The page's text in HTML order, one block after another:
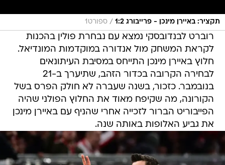
תקציר: באיירן מינכן - פרייבורג 1:2 / ספורט1
רוברט לבנדובסקי נמצא עם נבחרת פולין בהכנות
לקראת המשחק מול אנדורה במוקדמות המונדיאל.
חלוץ באיירן מינכן התייחס במסיבת העיתונאים
לבחירה הקרובה בכדור הזהב, שתיערך ב-21
בנובמבר. כזכור, בשנה שעברה לא חולק הפרס בשל
הקורונה, מה שקיפח מאוד את החלוץ הפולני שהיה
הפייבוריט הברור לזכייה אחרי שהניף עם באיירן מינכן
את גביע האלופות באותה שנה.